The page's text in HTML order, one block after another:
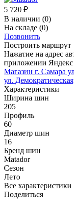
5 720 ₽
В наличии (0)
На складе (0)
Позвонить
Построить маршрут
Нажатие на адрес
приложении Яндекс
Магазин г. Самара
ул.
Характеристики
Ширина шин
205
Профиль
60
Диаметр шин
16
Бренд шин
Matador
Сезон
Лето
Все характеристики
Поделиться